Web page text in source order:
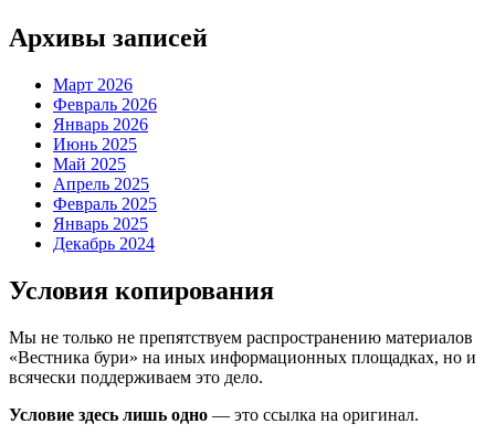
Архивы записей
Март 2026
Февраль 2026
Январь 2026
Июнь 2025
Май 2025
Апрель 2025
Февраль 2025
Январь 2025
Декабрь 2024
Условия копирования
Мы не только не препятствуем распространению материалов
«Вестника бури» на иных информационных площадках, но и
всячески поддерживаем это дело.
Условие здесь лишь одно — это ссылка на оригинал.